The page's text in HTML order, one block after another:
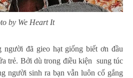
by We Heart It
người đã gieo hạt giống biết ơn đầu
trẻ. Bởi dù trong điều kiện sung túc
người sinh ra bạn vẫn luôn cố gắng